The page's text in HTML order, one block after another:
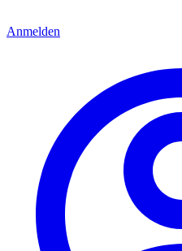
Anmelden